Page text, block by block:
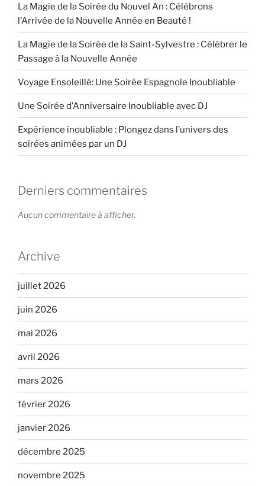
La Magie de la Soirée du Nouvel An : Célébrons
l’Arrivée de la Nouvelle Année en Beauté !
La Magie de la Soirée de la Saint-Sylvestre : Célébrer le
Passage à la Nouvelle Année
Voyage Ensoleillé: Une Soirée Espagnole Inoubliable
Une Soirée d’Anniversaire Inoubliable avec DJ
Expérience inoubliable : Plongez dans l’univers des
soirées animées par un DJ
Derniers commentaires
Aucun commentaire à afficher.
Archive
juillet 2026
juin 2026
mai 2026
avril 2026
mars 2026
février 2026
janvier 2026
décembre 2025
novembre 2025